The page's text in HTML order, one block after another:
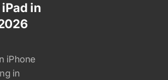
in
iPhone
in